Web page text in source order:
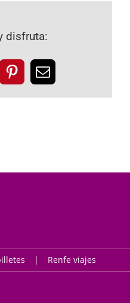
disfruta:
PinterestCorreo
Renfe viajes